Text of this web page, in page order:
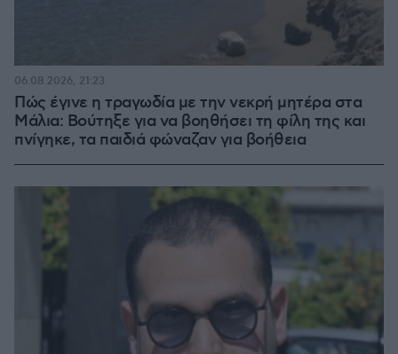
Πώς έγινε η τραγωδία με την νεκρή μητέρα στα
Μάλια: Βούτηξε για να βοηθήσει τη φίλη της και
πνίγηκε, τα παιδιά φώναζαν για βοήθεια
06.08.2026, 21:23